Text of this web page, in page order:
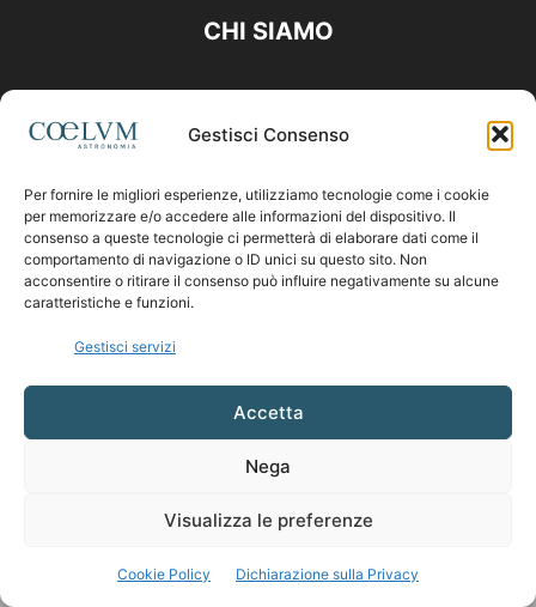
Gestisci Consenso
Per fornire le migliori esperienze, utilizziamo tecnologie come i cookie
per memorizzare e/o accedere alle informazioni del dispositivo. Il
consenso a queste tecnologie ci permetterà di elaborare dati come il
comportamento di navigazione o ID unici su questo sito. Non
acconsentire o ritirare il consenso può influire negativamente su alcune
caratteristiche e funzioni.
Gestisci servizi
Accetta
Nega
Visualizza le preferenze
Cookie Policy Dichiarazione sulla Privacy
CHI SIAMO